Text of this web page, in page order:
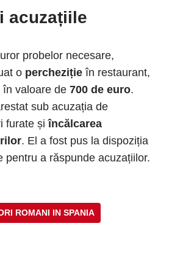
acuzațiile
probelor necesare,
o percheziție în restaurant,
în valoare de 700 de euro.
sub acuzația de
furate șiîncălcarea
. El a fost pus la dispoziția
pentru a răspunde acuzațiilor.
ROMANI IN SPANIA